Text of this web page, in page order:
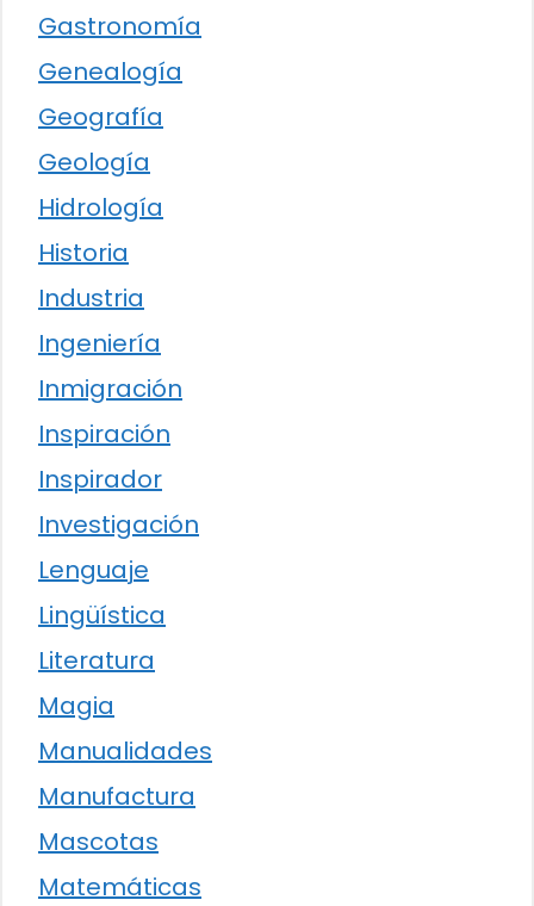
Gastronomía
Genealogía
Geografía
Geología
Hidrología
Historia
Industria
Ingeniería
Inmigración
Inspiración
Inspirador
Investigación
Lenguaje
Lingüística
Literatura
Magia
Manualidades
Manufactura
Mascotas
Matemáticas